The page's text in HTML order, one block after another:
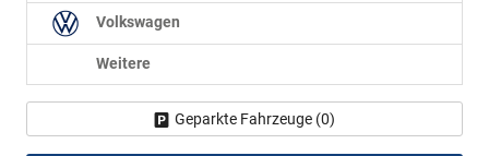
Volkswagen
Weitere
Geparkte Fahrzeuge (0)